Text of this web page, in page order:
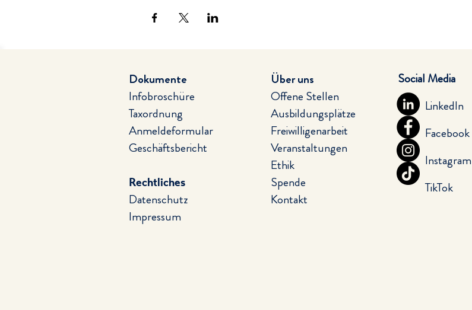
Dokumente
Infobroschüre
Taxordnung
Anmeldeformular
Geschäftsbericht
Rechtliches
Datenschutz
Impressum
Über uns
Offene Stellen
Ausbildungsplätze
Freiwilligenarbeit
Veranstaltungen
Ethik
Spende
Kontakt
LinkedIn
Facebook
Instagram
TikTok
Social Media